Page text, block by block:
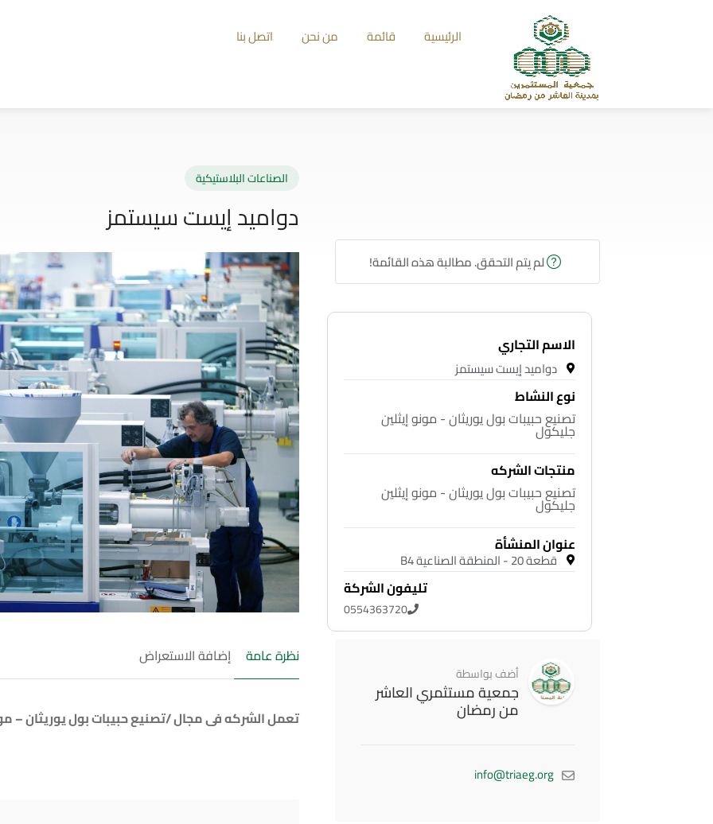
الرئيسية قائمة من نحن اتصل بنا
الصناعات البلاستيكية
دواميد إيست سيستمز
نظرة عامة إضافة الاستعراض
تعمل الشركه فى مجال /تصنيع حبيبات بول يوريثان –
لم يتم التحقق. مطالبة هذه القائمة!
الاسم التجاري
دواميد إيست سيستمز
نوع النشاط
تصنيع حبيبات بول يوريثان - مونو إيثلين
جليكول
منتجات الشركه
تصنيع حبيبات بول يوريثان - مونو إيثلين
جليكول
عنوان المنشأة
قطعة 20 - المنطقة الصناعية B4
تليفون الشركة
0554363720
أضف بواسطة
جمعية مستثمري العاشر
من رمضان
info@triaeg.org